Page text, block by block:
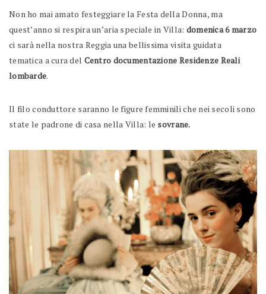
Non ho mai amato festeggiare la Festa della Donna, ma
quest’anno si respira un’aria speciale in Villa: domenica 6 marzo
ci sarà nella nostra Reggia una bellissima visita guidata
tematica a cura del Centro documentazione Residenze Reali
lombarde.
Il filo conduttore saranno le figure femminili che nei secoli sono
state le padrone di casa nella Villa: le sovrane.